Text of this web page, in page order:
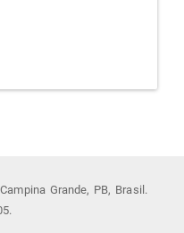
Grande, PB, Brasil.